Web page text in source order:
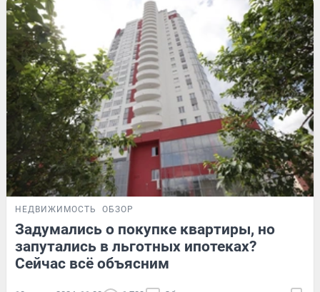
НЕДВИЖИМОСТЬ ОБЗОР
Задумались о покупке квартиры, но
запутались в льготных ипотеках?
Сейчас всё объясним